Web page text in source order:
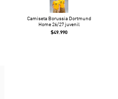
Camiseta Borussia Dortmund
Home 26/27 juvenil
$49.990